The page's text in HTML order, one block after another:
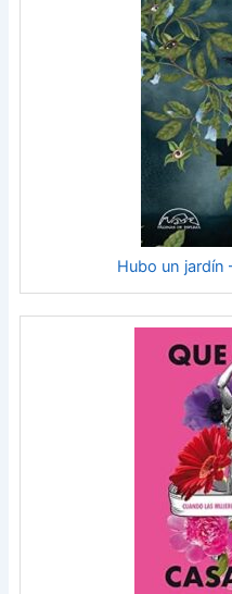
Hubo un jardín